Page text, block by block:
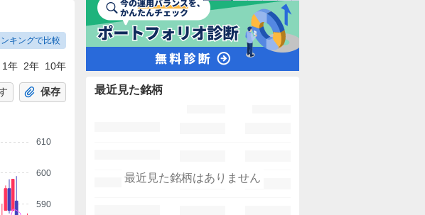
キングで比較
1年 2年 10年
保存
590
600
610
最近見た銘柄
最近見た銘柄はありません